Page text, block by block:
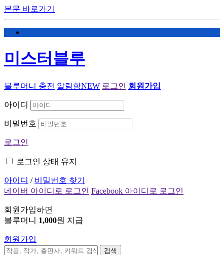
본문 바로가기
미스터블루
블루머니 충전 알림함NEW 로그인 회원가입
아이디
비밀번호
로그인
로그인 상태 유지
아이디 / 비밀번호 찾기
네이버 아이디로 로그인 Facebook 아이디로 로그인
회원가입하면
블루머니 1,000원 지급
회원가입
검색